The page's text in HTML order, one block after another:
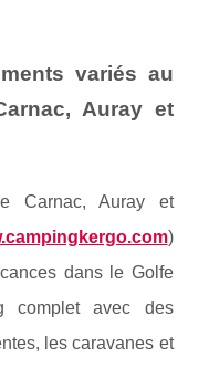
variés au
Auray et
Carnac, Auray et
)
dans le Golfe
complet avec des
les caravanes et